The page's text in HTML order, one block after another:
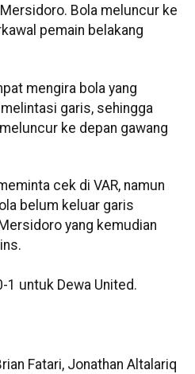
Bola meluncur ke
pemain belakang
mengira bola yang
garis, sehingga
ke depan gawang
cek di VAR, namun
belum keluar garis
yang kemudian
1 untuk Dewa United.
Fatari, Jonathan Altalariq